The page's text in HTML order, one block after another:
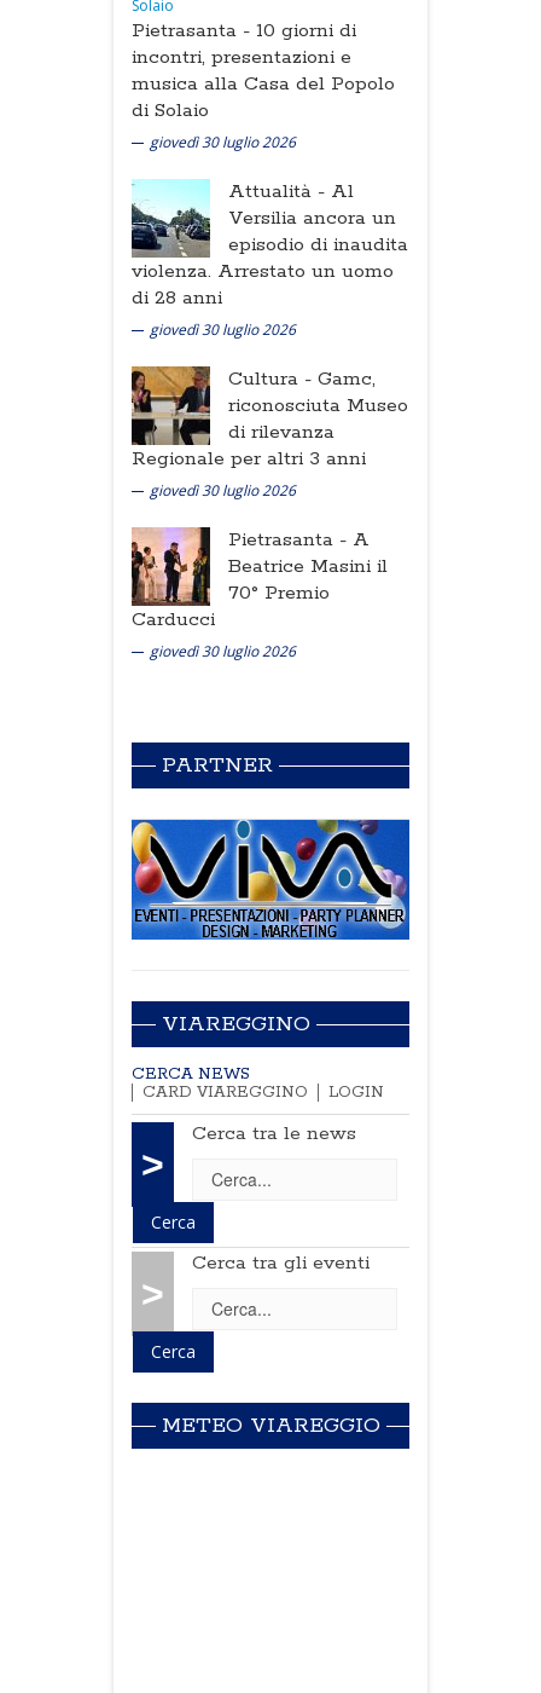
Pietrasanta - 10 giorni di
incontri, presentazioni e
musica alla Casa del Popolo
di Solaio
giovedì 30 luglio 2026
Attualità - Al
Versilia ancora un
episodio di inaudita
violenza. Arrestato un uomo
di 28 anni
giovedì 30 luglio 2026
Cultura - Gamc,
riconosciuta Museo
di rilevanza
Regionale per altri 3 anni
giovedì 30 luglio 2026
Pietrasanta - A
Beatrice Masini il
70° Premio
Carducci
giovedì 30 luglio 2026
PARTNER
VIAREGGINO
CERCA NEWS
CARD VIAREGGINO
LOGIN
>
Cerca tra le news
>
Cerca tra gli eventi
METEO VIAREGGIO